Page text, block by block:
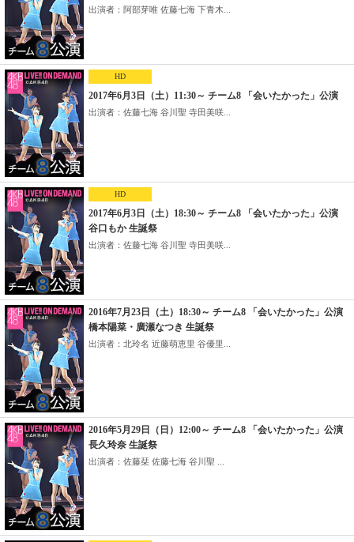
出演者：阿部芽唯 佐藤七海 下青木...
HD
2017年6月3日（土）11:30～ チーム8 「会いたかった」公演
出演者：佐藤七海 谷川聖 寺田美咲...
HD
2017年6月3日（土）18:30～ チーム8 「会いたかった」公演
谷口もか 生誕祭
出演者：佐藤七海 谷川聖 寺田美咲...
2016年7月23日（土）18:30～ チーム8 「会いたかった」公演
橋本陽菜・廣瀬なつき 生誕祭
出演者：北玲名 近藤萌恵里 谷優里...
2016年5月29日（日）12:00～ チーム8 「会いたかった」公演
長久玲奈 生誕祭
出演者：佐藤栞 佐藤七海 谷川聖 ...